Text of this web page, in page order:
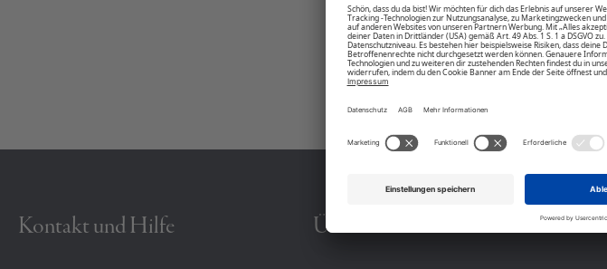
Kontakt und Hilfe Über Uns